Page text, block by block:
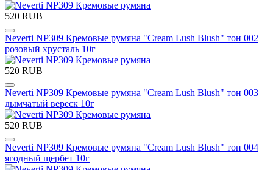
520 RUB
Neverti NP309 Кремовые румяна "Cream Lush Blush" тон 002
розовый хрусталь 10г
520 RUB
Neverti NP309 Кремовые румяна "Cream Lush Blush" тон 003
дымчатый вереск 10г
520 RUB
Neverti NP309 Кремовые румяна "Cream Lush Blush" тон 004
ягодный щербет 10г